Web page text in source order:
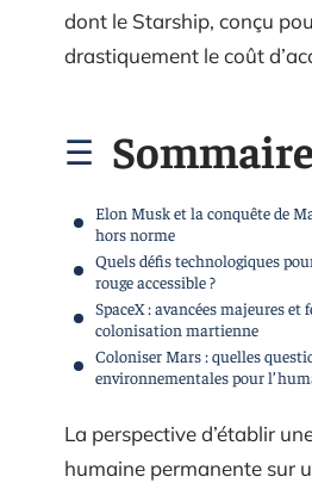
dont le Starship, conçu
drastiquement le coût
Sommaire
Elon Musk et la conquête de
hors norme
Quels défis technologiques
rouge accessible ?
SpaceX : avancées majeures et
colonisation martienne
Coloniser Mars : quelles
environnementales pour
La perspective d’établir
humaine permanente sur